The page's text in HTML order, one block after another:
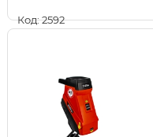
Код: 2592